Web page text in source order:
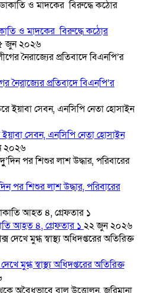
ও মাদকের বিরুদ্ধে কঠোর
জুন ২০২৬
নৈরাজ্যের প্রতিবাদে বিএনপি’র
সেবন, এনসিপি নেতা হোসাইন
২০২৬
পর শিশুর লাশ উদ্ধার, পরিবারের
আহত ৪, গ্রেফতার ১ ২২ জুন ২০২৬
মুগ্ধ স্বাস্থ্য অধিদপ্তরের অতিরিক্ত